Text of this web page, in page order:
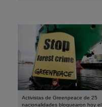
Activistas de Greenpeace de 25
nacionalidades bloquearon hoy el